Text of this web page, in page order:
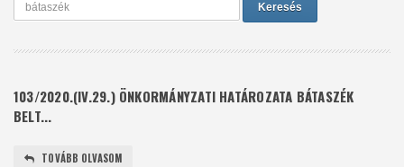
Keresés
103/2020.(IV.29.) ÖNKORMÁNYZATI HATÁROZATA BÁTASZÉK
BELT...
TOVÁBB OLVASOM